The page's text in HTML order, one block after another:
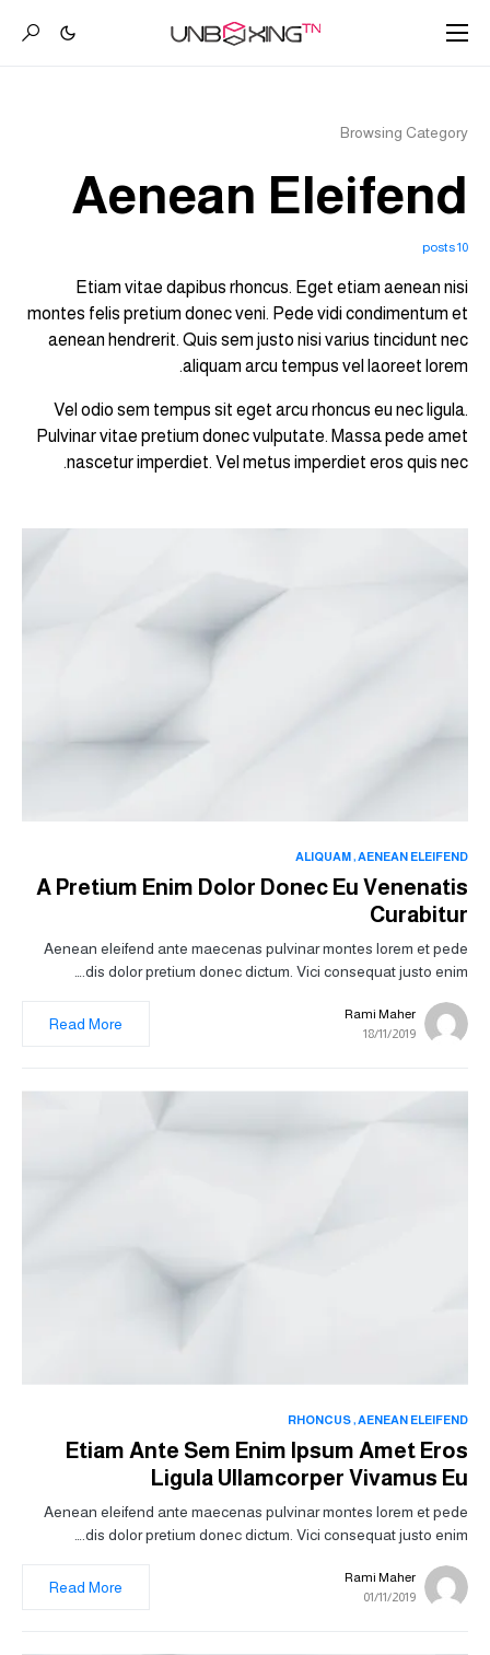
Browsing Category
Aenean Eleifend
10 posts
Etiam vitae dapibus rhoncus. Eget etiam aenean nisi
montes felis pretium donec veni. Pede vidi condimentum et
aenean hendrerit. Quis sem justo nisi varius tincidunt nec
aliquam arcu tempus vel laoreet lorem.
Vel odio sem tempus sit eget arcu rhoncus eu nec ligula.
Pulvinar vitae pretium donec vulputate. Massa pede amet
nascetur imperdiet. Vel metus imperdiet eros quis nec.
AENEAN ELEIFEND
ALIQUAM
A Pretium Enim Dolor Donec Eu Venenatis
Curabitur
Aenean eleifend ante maecenas pulvinar montes lorem et pede
dis dolor pretium donec dictum. Vici consequat justo enim.…
Rami Maher
18/11/2019
Read More
AENEAN ELEIFEND
RHONCUS
Etiam Ante Sem Enim Ipsum Amet Eros
Ligula Ullamcorper Vivamus Eu
Aenean eleifend ante maecenas pulvinar montes lorem et pede
dis dolor pretium donec dictum. Vici consequat justo enim.…
Rami Maher
01/11/2019
Read More